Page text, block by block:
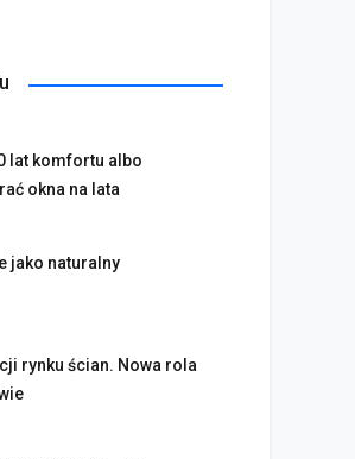
lat komfortu albo
okna na lata
jako naturalny
rynku ścian. Nowa rola